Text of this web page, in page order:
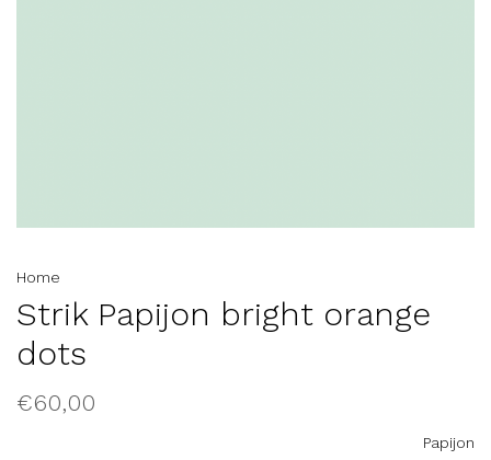
Home
Strik Papijon bright orange
dots
€60,00
Papijon